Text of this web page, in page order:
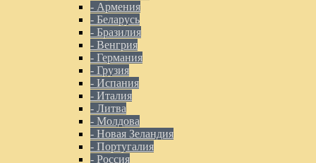
- Армения
- Беларусь
- Бразилия
- Венгрия
- Германия
- Грузия
- Испания
- Италия
- Литва
- Молдова
- Новая Зеландия
- Португалия
- Россия